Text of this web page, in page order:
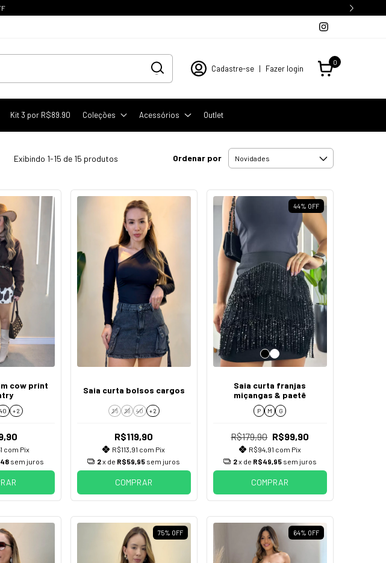
Cadastre-se | Fazer login
0
Kit 3 por R$89.90 Coleções Acessórios Outlet
Exibindo 1-15 de 15 produtos Ordenar por
cow print
40 + 2
com Pix
sem juros
Saia curta bolsos cargos
36 38 40 + 2
R$119,90
R$113,91 com Pix
2x de R$59,95 sem juros
COMPRAR
44% OFF
Saia curta franjas
miçangas & paetê
P M G
R$179,90 R$99,90
R$94,91 com Pix
2x de R$49,95 sem juros
COMPRAR
75% OFF 64% OFF